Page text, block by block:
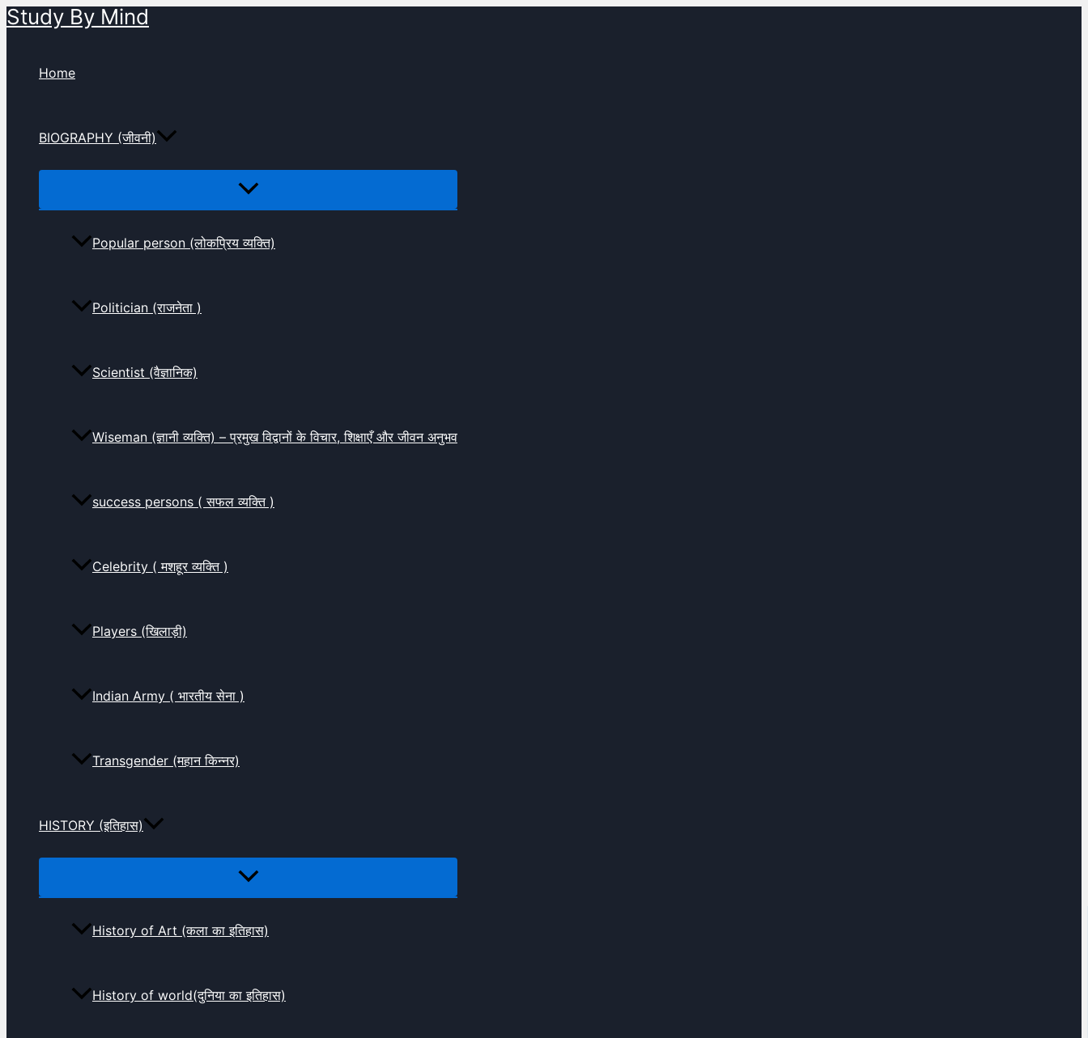
Skip
Study By Mind
Home
BIOGRAPHY (जीवनी)
Popular person (लोकप्रिय व्यक्ति)
Politician (राजनेता )
Scientist (वैज्ञानिक)
Wiseman (ज्ञानी व्यक्ति) – प्रमुख विद्वानों के विचार, शिक्षाएँ और जीवन अनुभव
success persons ( सफल व्यक्ति )
Celebrity ( मशहूर व्यक्ति )
Players (खिलाड़ी)
Indian Army ( भारतीय सेना )
Transgender (महान किन्नर)
HISTORY (इतिहास)
History of Art (कला का इतिहास)
History of world(दुनिया का इतिहास)